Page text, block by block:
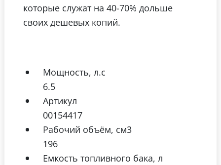
которые служат на 40-70% дольше
своих дешевых копий.
Мощность, л.с
6.5
Артикул
00154417
Рабочий объём, см3
196
Емкость топливного бака, л